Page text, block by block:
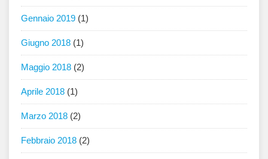
Gennaio 2019 (1)
Giugno 2018 (1)
Maggio 2018 (2)
Aprile 2018 (1)
Marzo 2018 (2)
Febbraio 2018 (2)